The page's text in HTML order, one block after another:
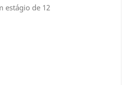
estágio de 12